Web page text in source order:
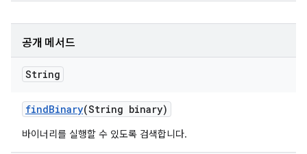
공개 메서드
String
findBinary(String binary)
바이너리를 실행할 수 있도록 검색합니다.